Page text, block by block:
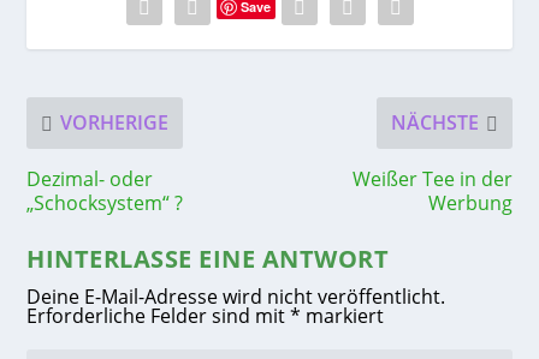
Save
VORHERIGE
Dezimal- oder
„Schocksystem“ ?
NÄCHSTE
Weißer Tee in der
Werbung
HINTERLASSE EINE ANTWORT
Deine E-Mail-Adresse wird nicht veröffentlicht.
Erforderliche Felder sind mit* markiert